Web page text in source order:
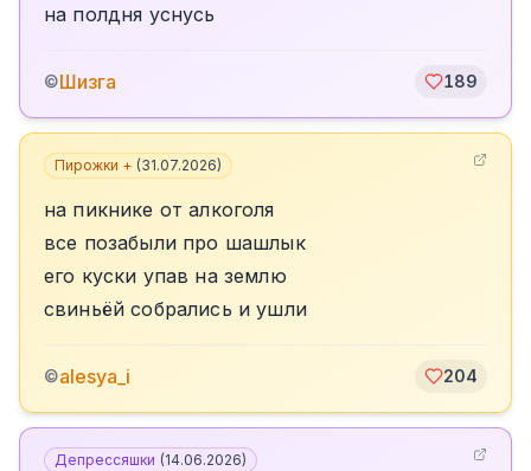
на полдня уснусь
©Шизга 189
Пирожки + (31.07.2026)
на пикнике от алкоголя
все позабыли про шашлык
его куски упав на землю
свиньëй собрались и ушли
©alesya_i 204
Депрессяшки (14.06.2026)